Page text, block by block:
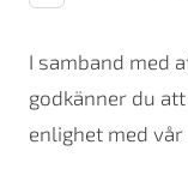
I samband med
godkänner du
enlighet med